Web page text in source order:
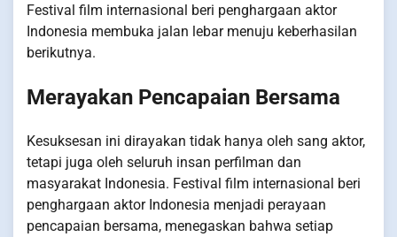
Festival film internasional beri penghargaan aktor
Indonesia membuka jalan lebar menuju keberhasilan
berikutnya.
Merayakan Pencapaian Bersama
Kesuksesan ini dirayakan tidak hanya oleh sang aktor,
tetapi juga oleh seluruh insan perfilman dan
masyarakat Indonesia. Festival film internasional beri
penghargaan aktor Indonesia menjadi perayaan
pencapaian bersama, menegaskan bahwa setiap